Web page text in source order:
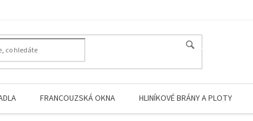
FRANCOUZSKÁ OKNA HLINÍKOVÉ BRÁNY A PLOTY